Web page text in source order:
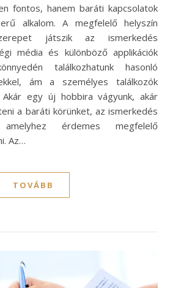
fontos, hanem baráti kapcsolatok
alkalom. A megfelelő helyszín
játszik az ismerkedés
média és különböző applikációk
találkozhatunk hasonló
ám a személyes találkozók
egy új hobbira vágyunk, akár
a baráti körünket, az ismerkedés
érdemes megfelelő
Az…
TOVÁBB